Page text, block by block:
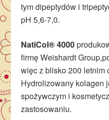
tym dipeptydów i
pH 5,6-7,0.
NatiCol® 4000
firmę Weishardt
więc z blisko 200 letnim
Hydrolizowany kolagen
spożywczym i
zastosowaniu.